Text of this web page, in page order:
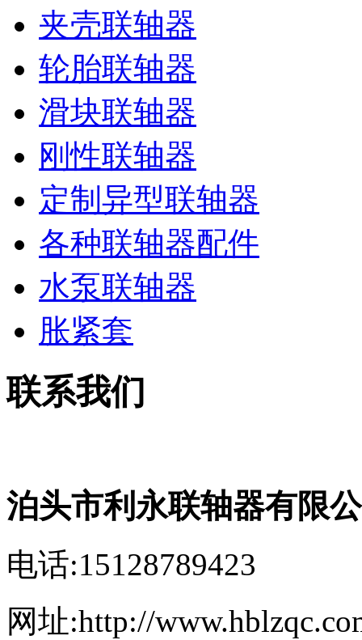
夹壳联轴器
轮胎联轴器
滑块联轴器
刚性联轴器
定制异型联轴器
各种联轴器配件
水泵联轴器
胀紧套
联系我们
泊头市利永联轴器有限
电话:15128789423
网址:http://